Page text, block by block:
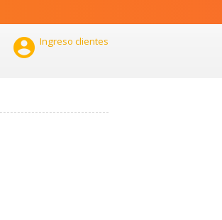
 Ingreso clientes